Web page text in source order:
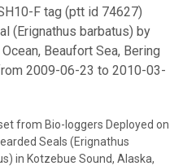
F tag (ptt id 74627)
(Erignathus barbatus) by
Beaufort Sea, Bering
2009-06-23 to 2010-03-
from Bio-loggers Deployed on
Seals (Erignathus
in Kotzebue Sound, Alaska,